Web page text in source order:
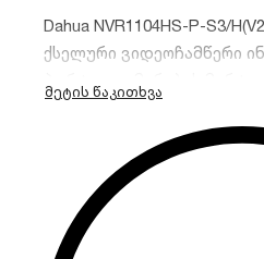
Dahua NVR1104HS-P-S3/
ქსელური ვიდეოჩამწერი
აქვს 8MP-მდე IP
Smart H.265+ კომპრესია.
კომპაქტური
ოფისის